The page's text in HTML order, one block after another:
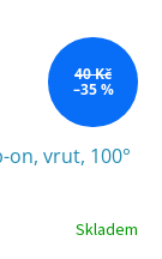
40 Kč
–35 %
on, vrut, 100°
Skladem